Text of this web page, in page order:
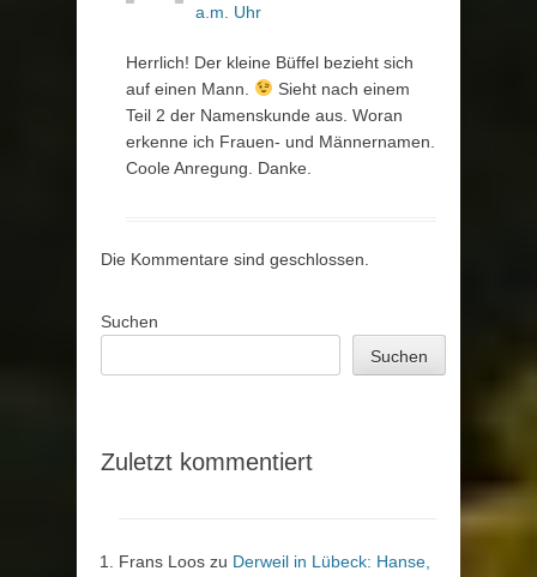
a.m. Uhr
Herrlich! Der kleine Büffel bezieht sich
auf einen Mann.
Sieht nach einem
Teil 2 der Namenskunde aus. Woran
erkenne ich Frauen- und Männernamen.
Coole Anregung. Danke.
Die Kommentare sind geschlossen.
Suchen
Suchen
Zuletzt kommentiert
Frans Loos zu Derweil in Lübeck: Hanse,